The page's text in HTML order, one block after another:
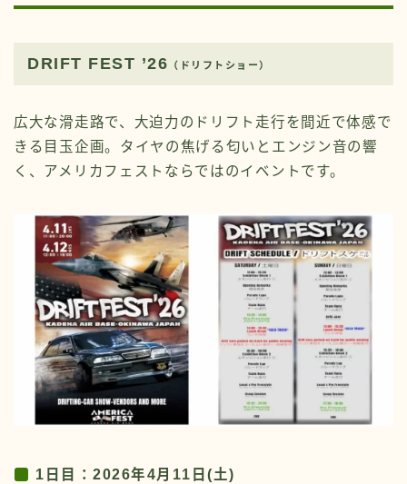
DRIFT FEST ’26 （ドリフトショー）
広大な滑走路で、大迫力のドリフト走行を間近で体感で
きる目玉企画。タイヤの焦げる匂いとエンジン音の響
く、アメリカフェストならではのイベントです。
1日目：2026年4月11日(土)